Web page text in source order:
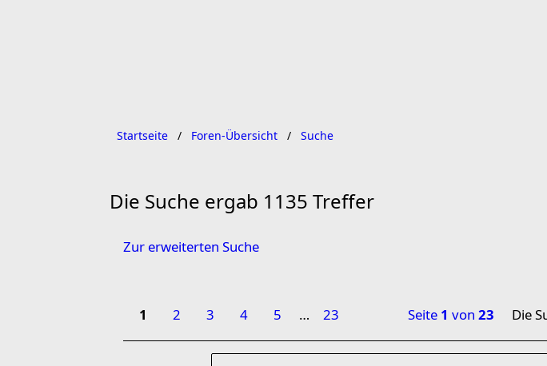
Startseite Foren-Übersicht Suche
Die Suche ergab 1135 Treffer
Zur erweiterten Suche
1 2 3 4 5 … 23 Seite 1 von 23 Die